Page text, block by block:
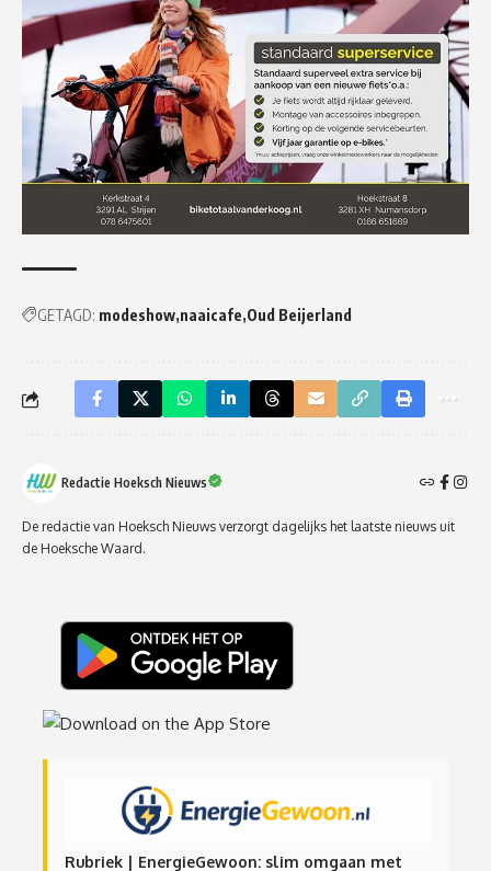
GETAGD: modeshow naaicafe Oud Beijerland
Redactie Hoeksch Nieuws
De redactie van Hoeksch Nieuws verzorgt dagelijks het laatste nieuws uit
de Hoeksche Waard.
Rubriek | EnergieGewoon: slim omgaan met